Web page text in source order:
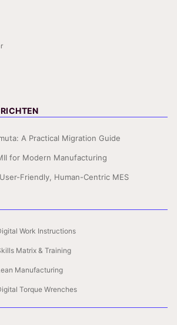
A Practical Migration Guide
for Modern Manufacturing
Friendly, Human-Centric MES
Work Instructions
Matrix & Training
Manufacturing
Torque Wrenches